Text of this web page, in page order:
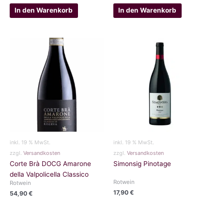
In den Warenkorb In den Warenkorb
inkl. 19 % MwSt.
zzgl. Versandkosten
Corte Brà DOCG Amarone
della Valpolicella Classico
Rotwein
54,90 €
inkl. 19 % MwSt.
zzgl. Versandkosten
Simonsig Pinotage
Rotwein
17,90 €